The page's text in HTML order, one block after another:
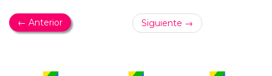
← Anterior Siguiente →